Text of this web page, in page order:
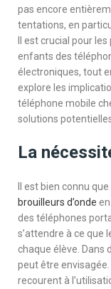
pas encore
tentations, en
Il est crucial pour
enfants des
électroniques, tout
explore les
téléphone mobile
solutions
La
Il est bien connu
brouilleurs d’onde
des téléphones
s’attendre à ce que
chaque élève. Dans
peut être
recourent à